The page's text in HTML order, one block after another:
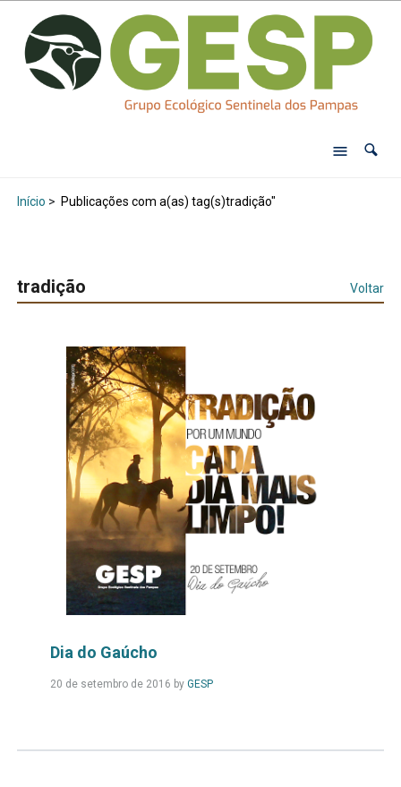
Início > Publicações com a(as) tag(s)tradição"
tradição Voltar
Dia do Gaúcho
20 de setembro de 2016 by GESPLeia